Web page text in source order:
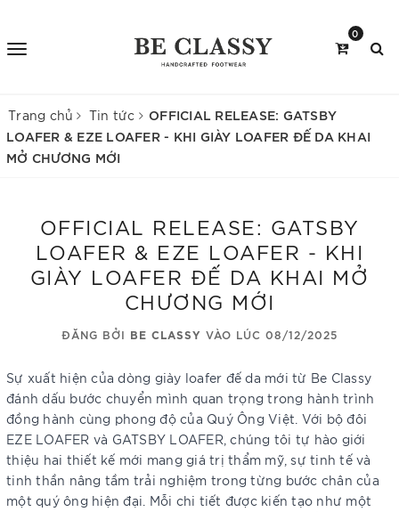
0
Trang chủ Tin tức
OFFICIAL RELEASE: GATSBY
LOAFER & EZE LOAFER - KHI GIÀY LOAFER ĐẾ DA KHAI
MỞ CHƯƠNG MỚI
OFFICIAL RELEASE: GATSBY
LOAFER & EZE LOAFER - KHI
GIÀY LOAFER ĐẾ DA KHAI MỞ
CHƯƠNG MỚI
ĐĂNG BỞI BE CLASSY VÀO LÚC 08/12/2025
Sự xuất hiện của dòng giày loafer đế da mới từ Be Classy
đánh dấu bước chuyển mình quan trọng trong hành trình
đồng hành cùng phong độ của Quý Ông Việt. Với bộ đôi
EZE LOAFER và GATSBY LOAFER, chúng tôi tự hào giới
thiệu hai thiết kế mới mang giá trị thẩm mỹ, sự tinh tế và
tinh thần nâng tầm trải nghiệm trong từng bước chân của
một quý ông hiện đại. Mỗi chi tiết được kiến tạo như một